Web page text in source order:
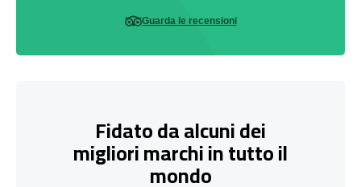
Guarda le recensioni
Fidato da alcuni dei
migliori marchi in tutto il
mondo